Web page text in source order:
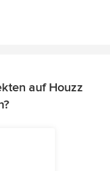
auf Houzz